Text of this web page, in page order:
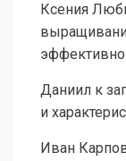
Ксения
Даниил к
и
Иван